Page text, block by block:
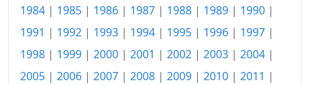
1987
538.26
1988
577.10
1989
620.58
1984 | 1985 | 1986 | 1987 | 1988 | 1989 | 1990 |
1991 | 1992 | 1993 | 1994 | 1995 | 1996 | 1997 |
1998 | 1999 | 2000 | 2001 | 2002 | 2003 | 2004 |
2005 | 2006 | 2007 | 2008 | 2009 | 2010 | 2011 |